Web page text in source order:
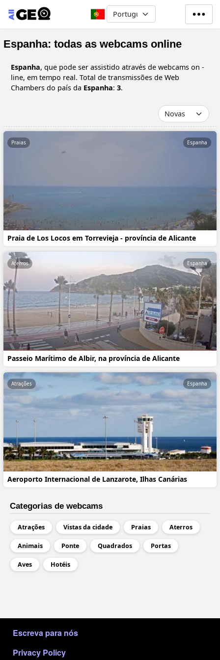
Passar para o conteúdo principal
Select your language
Espanha: todas as webcams online
Espanha, que pode ser assistido através de webcams on -
line, em tempo real. Total de transmissões de Web
Chambers do país da Espanha: 3.
Praia de Los Locos em Torrevieja - província de Alicante
Praias Espanha
Passeio Marítimo de Albir, na província de Alicante
Aterros Espanha
Aeroporto Internacional de Lanzarote, Ilhas Canárias
Atrações Espanha
Categorias de webcams
Atrações Vistas da cidade Praias Aterros
Animais Ponte Quadrados Portas
Aves Hotéis
Escreva para nós
Privacy Policy